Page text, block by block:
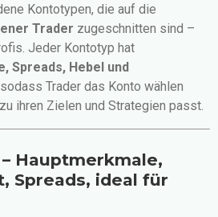
Kontotypen, die auf die
Trader zugeschnitten sind –
Jeder Kontotyp hat
Spreads, Hebel und
Trader das Konto wählen
ihren Zielen und Strategien passt.
Hauptmerkmale,
Spreads, ideal für